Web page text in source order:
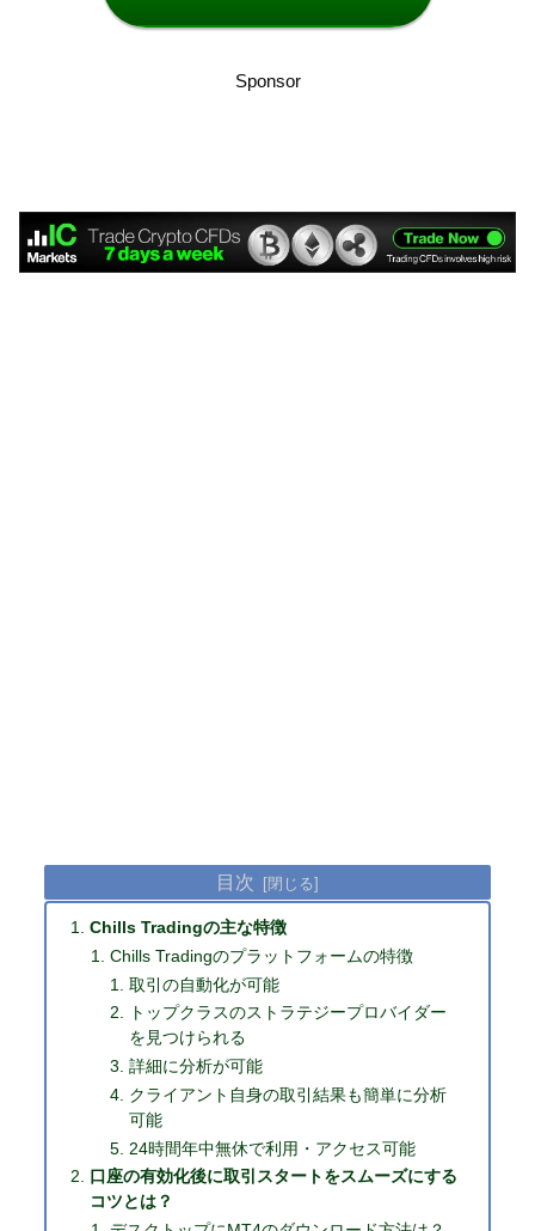
Sponsor
目次
Chills Tradingの主な特徴
Chills Tradingのプラットフォームの特徴
取引の自動化が可能
トップクラスのストラテジープロバイダー
を見つけられる
詳細に分析が可能
クライアント自身の取引結果も簡単に分析
可能
24時間年中無休で利用・アクセス可能
口座の有効化後に取引スタートをスムーズにする
コツとは？